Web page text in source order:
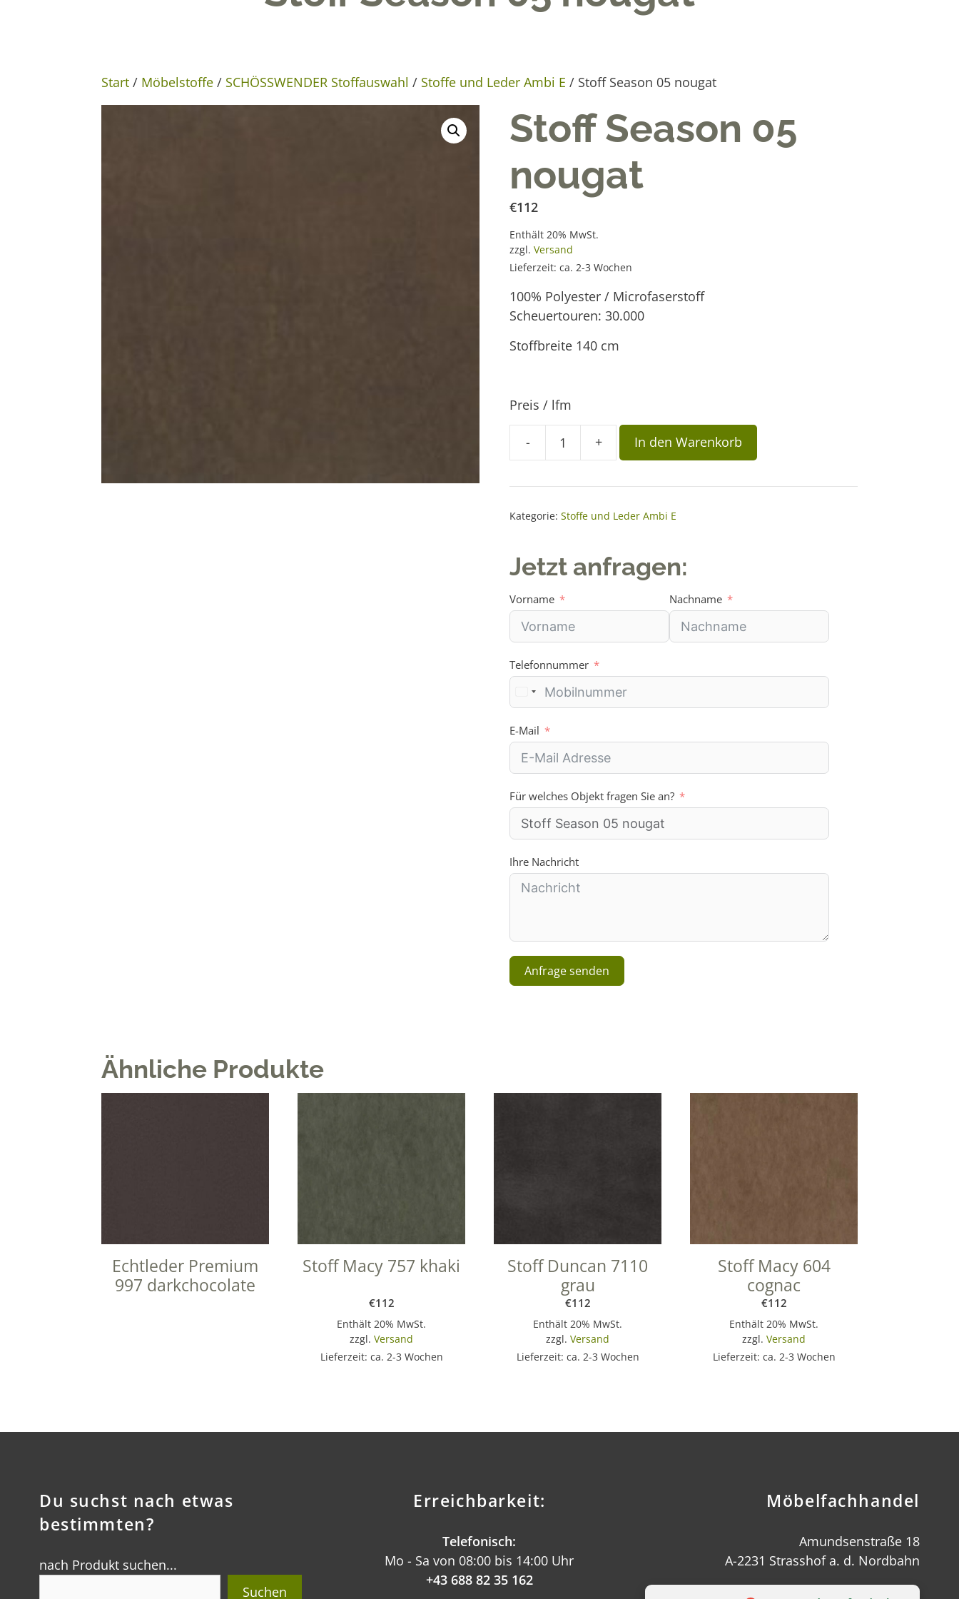
Start / Möbelstoffe / SCHÖSSWENDER Stoffauswahl / Stoffe und Leder Ambi E / Stoff Season 05 nougat
Stoff Season 05
nougat
€112
Enthält 20% MwSt.
zzgl.Versand
Lieferzeit: ca. 2-3 Wochen
100% Polyester / Microfaserstoff
Scheuertouren: 30.000
Stoffbreite 140 cm
Preis / lfm
-
05
nougat
+ In den Warenkorb
e
r
t
v
:
Kategorie:Stoffe und Leder Ambi E
Jetzt anfragen:
Vorname Nachname
Telefonnummer
E-Mail
Für welches Objekt fragen Sie an?
Ihre Nachricht
Anfrage senden
a
Ähnliche Produkte
Echtleder Premium
997 darkchocolate
Stoff Macy 757 khaki
€112
Enthält 20% MwSt.
zzgl. Versand
Lieferzeit: ca. 2-3 Wochen
Stoff Duncan 7110
grau
€112
Enthält 20% MwSt.
zzgl. Versand
Lieferzeit: ca. 2-3 Wochen
Stoff Macy 604
cognac
€112
Enthält 20% MwSt.
zzgl. Versand
Lieferzeit: ca. 2-3 Wochen
Du suchst nach etwas
bestimmten?
nach Produkt suchen...
Suchen
Erreichbarkeit:
Telefonisch:
Mo - Sa von 08:00 bis 14:00 Uhr
+43 688 82 35 162
Möbelfachhandel
Amundsenstraße 18
A-2231 Strasshof a. d. Nordbahn